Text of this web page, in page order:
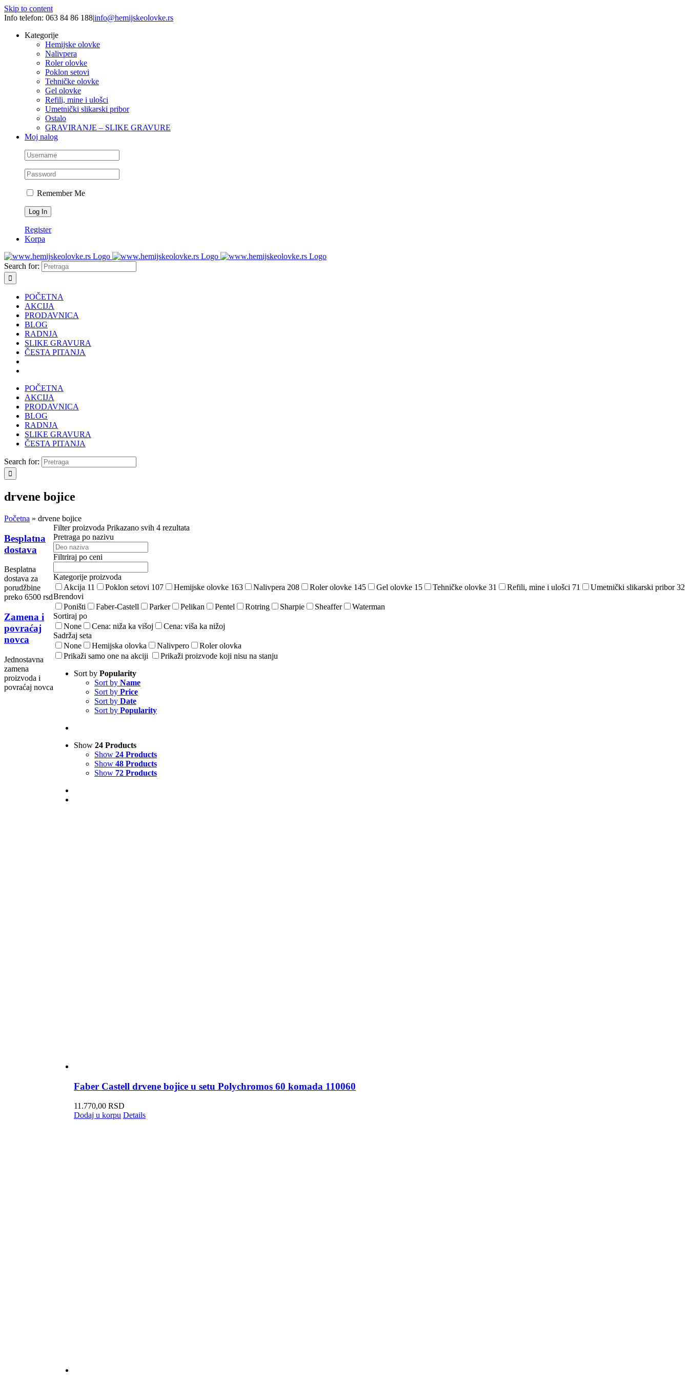
Skip to content
Info telefon: 063 84 86 188|info@hemijskeolovke.rs
Kategorije
Hemijske olovke
Nalivpera
Roler olovke
Poklon setovi
Tehničke olovke
Gel olovke
Refili, mine i ulošci
Umetnički slikarski pribor
Ostalo
GRAVIRANJE – SLIKE GRAVURE
Moj nalog
Remember Me
Register
Korpa
Search for:
POČETNA
AKCIJA
PRODAVNICA
BLOG
RADNJA
SLIKE GRAVURA
ČESTA PITANJA
POČETNA
AKCIJA
PRODAVNICA
BLOG
RADNJA
SLIKE GRAVURA
ČESTA PITANJA
Search for:
drvene bojice
Početna » drvene bojice
Filter proizvoda Prikazano svih 4 rezultata
Pretraga po nazivu
Filtriraj po ceni
Kategorije proizvoda
Akcija 11 Poklon setovi 107 Hemijske olovke 163 Nalivpera 208 Roler olovke 145 Gel olovke 15 Tehničke olovke 31 Refili, mine i ulošci 71 Umetnički slikarski pribor32
Brendovi
Poništi
Faber-Castell Parker Pelikan Pentel Rotring Sharpie Sheaffer
Waterman
Sortiraj po
None
Cena: niža ka višoj
Cena: viša ka nižoj
Sadržaj seta
None
Hemijska olovka Nalivpero
Roler olovka
Prikaži samo one na akciji
Prikaži proizvode koji nisu na stanju
Sort by Popularity
Sort by Name
Sort by Price
Sort by Date
Sort by Popularity
Show 24 Products
Show 24 Products
Show 48 Products
Show 72 Products
Faber Castell drvene bojice u setu Polychromos 60 komada 110060
11.770,00 RSD
Dodaj u korpu Details
Besplatna
dostava
Besplatna
dostava za
porudžbine
preko 6500 rsd
Zamena i
povraćaj
novca
Jednostavna
zamena
proizvoda i
povraćaj novca